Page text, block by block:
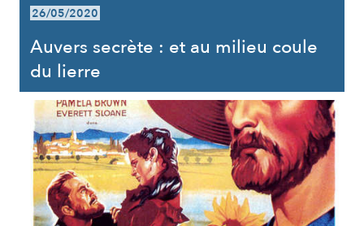
26/05/2020
Auvers secrète : et au milieu coule
du lierre